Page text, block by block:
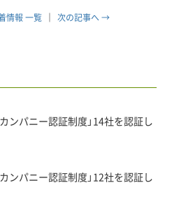
情報 一覧 次の記事へ →
ンパニー認証制度」14社を認証し
ンパニー認証制度」12社を認証し